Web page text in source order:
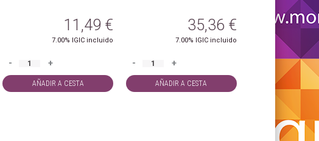
11,49 €
7.00% IGIC incluido
- +
AÑADIR A CESTA
35,36 €
7.00% IGIC incluido
- +
AÑADIR A CESTA